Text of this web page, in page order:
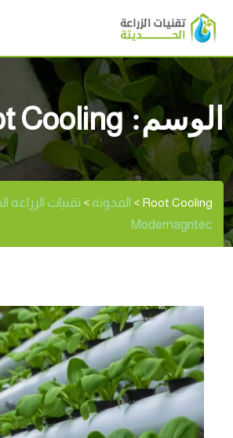
الوسم:Cooling
Root Cooling
> المدونة> تقنيات الزراعة
Modernagritec